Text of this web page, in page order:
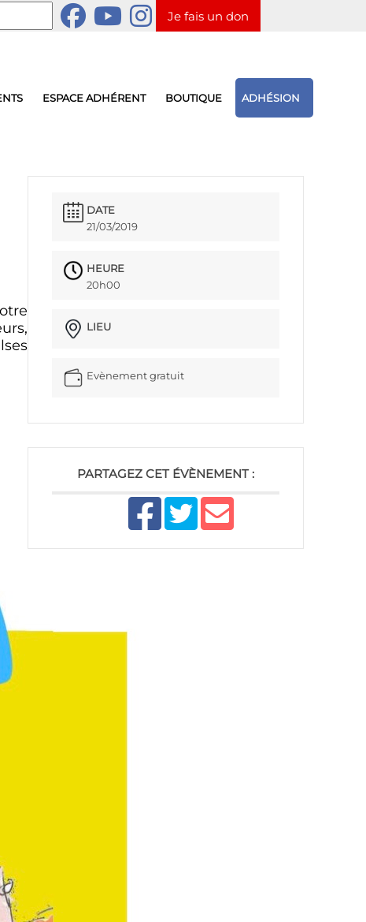
Je fais un don
ESPACE ADHÉRENT BOUTIQUE ADHÉSION
DATE
21/03/2019
HEURE
20h00
LIEU
Evènement gratuit
PARTAGEZ CET ÉVÈNEMENT :